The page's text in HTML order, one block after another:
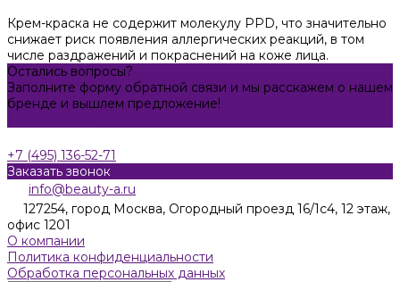
Крем-краска не содержит молекулу PPD, что значительно
снижает риск появления аллергических реакций, в том
числе раздражений и покраснений на коже лица.
Остались вопросы?
Заполните форму обратной связи и мы расскажем о нашем
бренде и вышлем предложение!
+7 (495) 136-52-71
Заказать звонок
info@beauty-a.ru
127254, город Москва, Огородный проезд 16/1с4, 12 этаж,
офис 1201
О компании
Политика конфиденциальности
Обработка персональных данных